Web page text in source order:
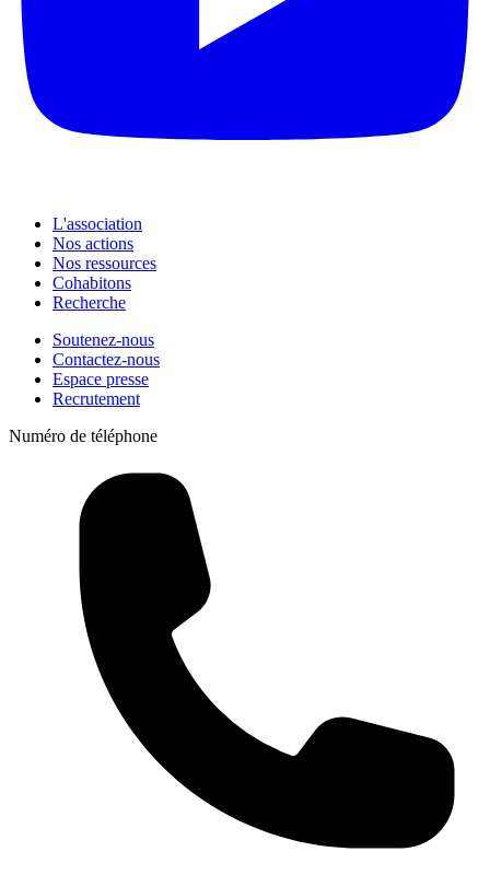
L'association
Nos actions
Nos ressources
Cohabitons
Recherche
Soutenez-nous
Contactez-nous
Espace presse
Recrutement
Numéro de téléphone